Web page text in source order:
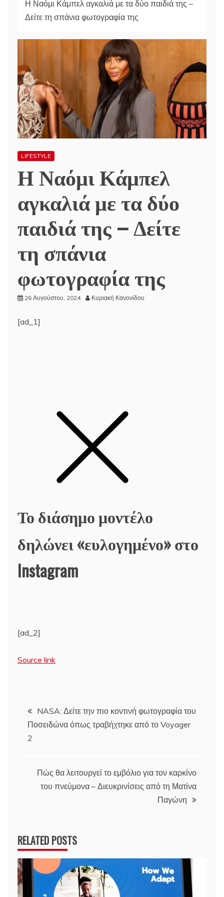
Η Ναόμι Κάμπελ αγκαλιά με τα δύο παιδιά της –
Δείτε τη σπάνια φωτογραφία της
LIFESTYLE
Η Ναόμι Κάμπελ
αγκαλιά με τα δύο
παιδιά της – Δείτε
τη σπάνια
φωτογραφία της
26 Αυγούστου, 2024 Κυριακή Κανονίδου
[ad_1]
Το διάσημο μοντέλο
δηλώνει «ευλογημένο» στο
Instagram
[ad_2]
Source link
Πλοήγηση
άρθρων
NASA: Δείτε την πιο κοντινή φωτογραφία του
Ποσειδώνα όπως τραβήχτηκε από το Voyager
2
Πώς θα λειτουργεί το εμβόλιο για τον καρκίνο
του πνεύμονα – Διευκρινίσεις από τη Ματίνα
Παγώνη
RELATED POSTS